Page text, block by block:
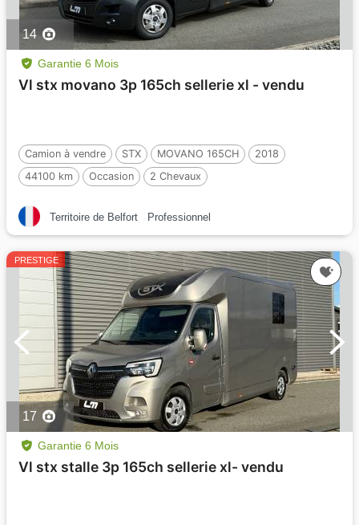
14
Garantie 6 Mois
Vl stx movano 3p 165ch sellerie xl - vendu
Camion à vendre STX MOVANO 165CH
2018
44100 km
Occasion 2 Chevaux
Territoire de Belfort Professionnel
PRESTIGE
17
Garantie 6 Mois
Vl stx stalle 3p 165ch sellerie xl- vendu